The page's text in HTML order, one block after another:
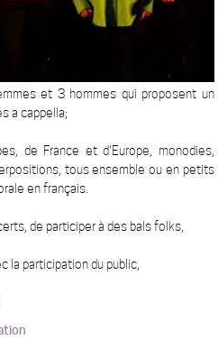
et 3 hommes qui proposent un
a cappella;
de France et d'Europe, monodies,
tous ensemble ou en petits
en français.
de participer à des bals folks,
la participation du public,